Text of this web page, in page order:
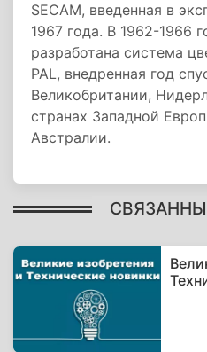
SECAM, введенная в
1967 года. В 1962-1966
разработана система
PAL, внедренная год
Великобритании,
странах Западной
Австралии.